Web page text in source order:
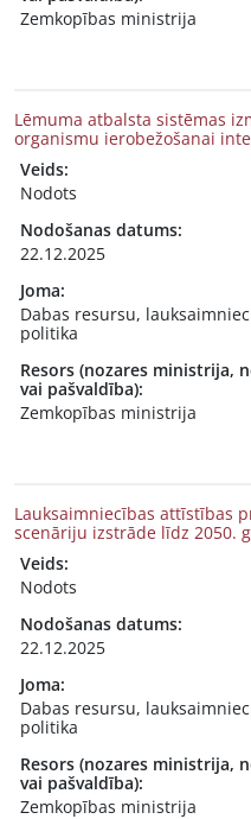
Zemkopības ministrija
Lēmuma atbalsta sistēmas
organismu ierobežošanai
Veids:
Nodots
Nodošanas datums:
22.12.2025
Joma:
Dabas resursu,
politika
Resors (nozares ministrija,
vai pašvaldība):
Zemkopības ministrija
Lauksaimniecības attīstības
scenāriju izstrāde līdz 2050.
Veids:
Nodots
Nodošanas datums:
22.12.2025
Joma:
Dabas resursu,
politika
Resors (nozares ministrija,
vai pašvaldība):
Zemkopības ministrija